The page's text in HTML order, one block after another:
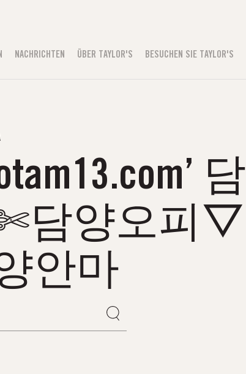
NACHRICHTEN ÜBER TAYLOR'S BESUCHEN SIE TAYLOR'S
담
담양오피▽
안마